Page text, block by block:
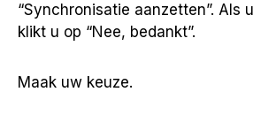
“Synchronisatie aanzetten”. Als
klikt u op “Nee, bedankt”.
Maak uw keuze.